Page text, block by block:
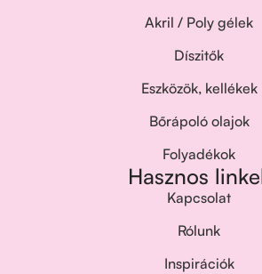
Akril / Poly gélek
Díszitők
Eszközök, kellékek
Bőrápoló olajok
Folyadékok
Hasznos
Kapcsolat
Rólunk
Inspirációk